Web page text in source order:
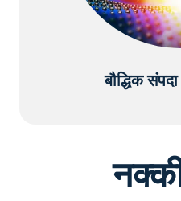
बौद्धिक